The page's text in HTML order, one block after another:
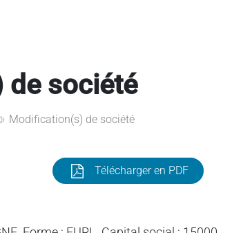
de société
Modification(s) de société
Télécharger en PDF